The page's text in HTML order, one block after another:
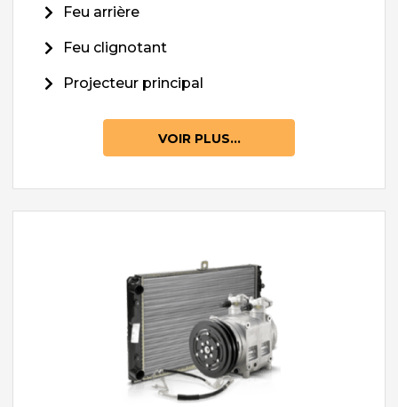
Feu arrière
Feu clignotant
Projecteur principal
VOIR PLUS...